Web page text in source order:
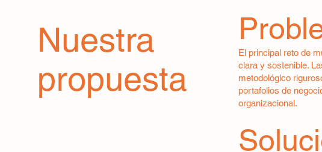
Nuestra
propuesta
El principal reto de
clara y sostenible.
metodológico
portafolios de
organizacional.